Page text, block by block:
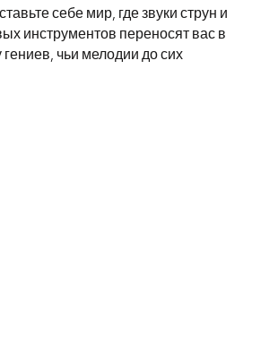
себе мир, где звуки струн и
инструментов переносят вас в
гениев, чьи мелодии до сих